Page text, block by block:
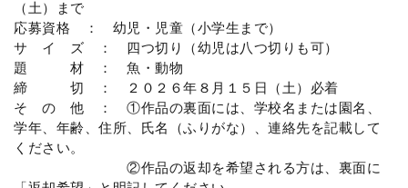
（土）まで
応募資格 ： 幼児・児童（小学生まで）
サ イ ズ ： 四つ切り（幼児は八つ切りも可）
題 材 ： 魚・動物
締 切 ： ２０２６年８月１５日（土）必着
そ の 他 ： ①作品の裏面には、学校名または園名、
学年、年齢、住所、氏名（ふりがな）、連絡先を記載して
ください。
②作品の返却を希望される方は、裏面に